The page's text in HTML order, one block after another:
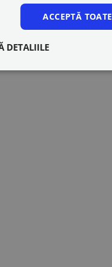
ACCEPTĂ TOATE
DETALIILE